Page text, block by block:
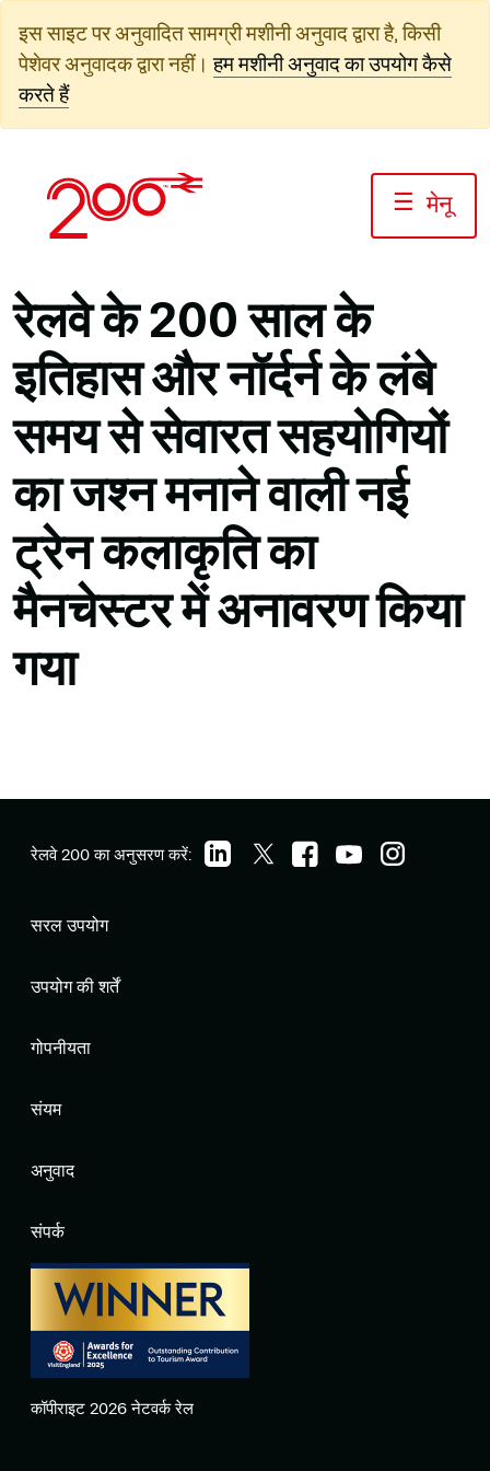
जाएं
इस साइट पर अनुवादित सामग्री मशीनी अनुवाद द्वारा है, किसी
पेशेवर अनुवादक द्वारा नहीं। हम मशीनी अनुवाद का उपयोग कैसे
करते हैं
☰ मेनू
रेलवे के 200 साल के
इतिहास और नॉर्दर्न के लंबे
समय से सेवारत सहयोगियों
का जश्न मनाने वाली नई
ट्रेन कलाकृति का
मैनचेस्टर में अनावरण किया
गया
रेलवे 200 का अनुसरण करें:
सरल उपयोग
उपयोग की शर्तें
गोपनीयता
संयम
अनुवाद
संपर्क
कॉपीराइट 2026 नेटवर्क रेल